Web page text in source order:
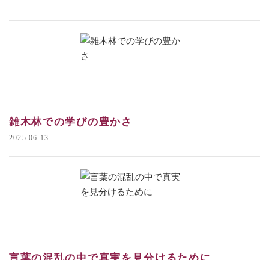
雑木林での学びの豊かさ
2025.06.13